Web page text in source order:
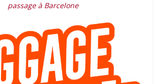
passage à Barcelone